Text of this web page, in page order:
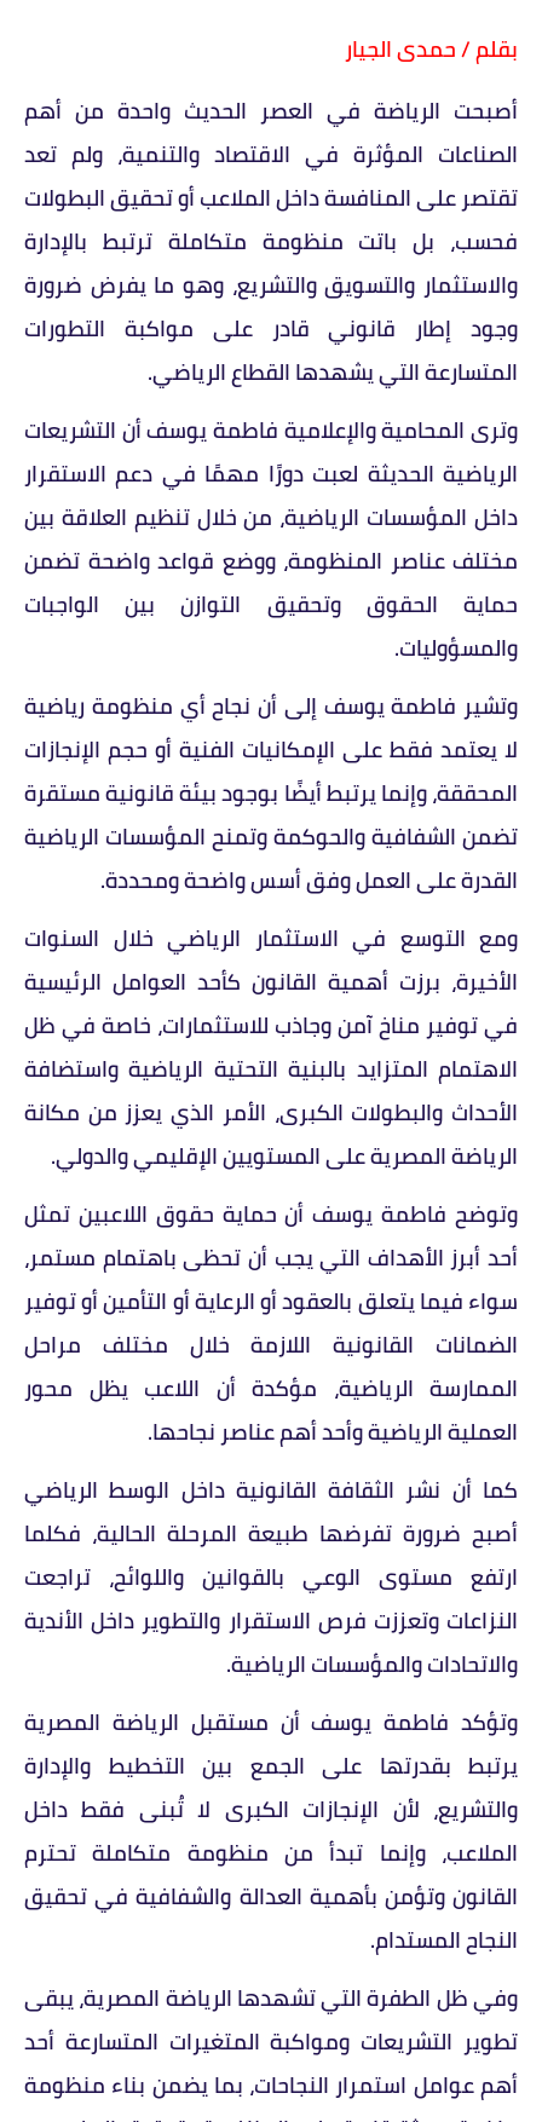
بقلم / حمدى الجيار
أصبحت الرياضة في العصر الحديث واحدة من أهم
الصناعات المؤثرة في الاقتصاد والتنمية، ولم تعد
تقتصر على المنافسة داخل الملاعب أو تحقيق البطولات
فحسب، بل باتت منظومة متكاملة ترتبط بالإدارة
والاستثمار والتسويق والتشريع، وهو ما يفرض ضرورة
وجود إطار قانوني قادر على مواكبة التطورات
المتسارعة التي يشهدها القطاع الرياضي.
وترى المحامية والإعلامية فاطمة يوسف أن التشريعات
الرياضية الحديثة لعبت دورًا مهمًا في دعم الاستقرار
داخل المؤسسات الرياضية، من خلال تنظيم العلاقة بين
مختلف عناصر المنظومة، ووضع قواعد واضحة تضمن
حماية الحقوق وتحقيق التوازن بين الواجبات
والمسؤوليات.
وتشير فاطمة يوسف إلى أن نجاح أي منظومة رياضية
لا يعتمد فقط على الإمكانيات الفنية أو حجم الإنجازات
المحققة، وإنما يرتبط أيضًا بوجود بيئة قانونية مستقرة
تضمن الشفافية والحوكمة وتمنح المؤسسات الرياضية
القدرة على العمل وفق أسس واضحة ومحددة.
ومع التوسع في الاستثمار الرياضي خلال السنوات
الأخيرة، برزت أهمية القانون كأحد العوامل الرئيسية
في توفير مناخ آمن وجاذب للاستثمارات، خاصة في ظل
الاهتمام المتزايد بالبنية التحتية الرياضية واستضافة
الأحداث والبطولات الكبرى، الأمر الذي يعزز من مكانة
الرياضة المصرية على المستويين الإقليمي والدولي.
وتوضح فاطمة يوسف أن حماية حقوق اللاعبين تمثل
أحد أبرز الأهداف التي يجب أن تحظى باهتمام مستمر،
سواء فيما يتعلق بالعقود أو الرعاية أو التأمين أو توفير
الضمانات القانونية اللازمة خلال مختلف مراحل
الممارسة الرياضية، مؤكدة أن اللاعب يظل محور
العملية الرياضية وأحد أهم عناصر نجاحها.
كما أن نشر الثقافة القانونية داخل الوسط الرياضي
أصبح ضرورة تفرضها طبيعة المرحلة الحالية، فكلما
ارتفع مستوى الوعي بالقوانين واللوائح، تراجعت
النزاعات وتعززت فرص الاستقرار والتطوير داخل الأندية
والاتحادات والمؤسسات الرياضية.
وتؤكد فاطمة يوسف أن مستقبل الرياضة المصرية
يرتبط بقدرتها على الجمع بين التخطيط والإدارة
والتشريع، لأن الإنجازات الكبرى لا تُبنى فقط داخل
الملاعب، وإنما تبدأ من منظومة متكاملة تحترم
القانون وتؤمن بأهمية العدالة والشفافية في تحقيق
النجاح المستدام.
وفي ظل الطفرة التي تشهدها الرياضة المصرية، يبقى
تطوير التشريعات ومواكبة المتغيرات المتسارعة أحد
أهم عوامل استمرار النجاحات، بما يضمن بناء منظومة